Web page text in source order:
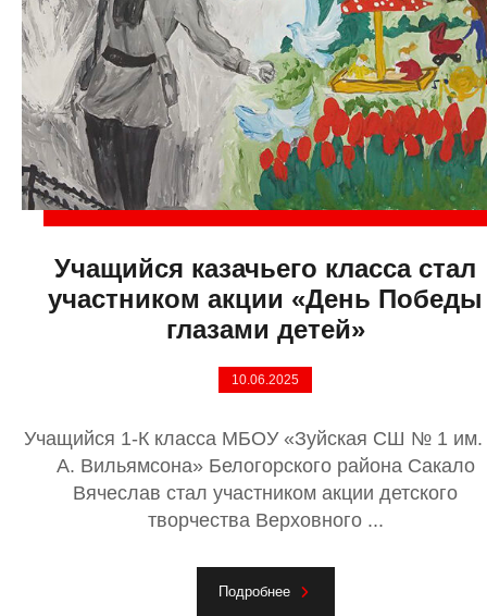
Учащийся казачьего класса стал
участником акции «День Победы
глазами детей»
10.06.2025
Учащийся 1-К класса МБОУ «Зуйская СШ № 1 им.
А. Вильямсона» Белогорского района Сакало
Вячеслав стал участником акции детского
творчества Верховного ...
Подробнее